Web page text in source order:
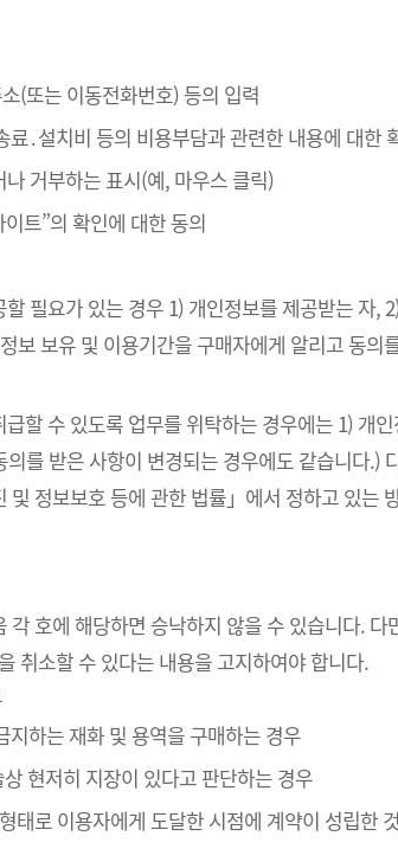
(또는 이동전화번호) 등의 입력
․설치비 등의 비용부담과 관련한 내용에 대한
거부하는 표시(예, 마우스 클릭)
트”의 확인에 대한 동의
필요가 있는 경우 1) 개인정보를 제공받는 자,
보 보유 및 이용기간을 구매자에게 알리고 동
할 수 있도록 업무를 위탁하는 경우에는 1) 개
를 받은 사항이 변경되는 경우에도 같습니다.)
정보보호 등에 관한 법률」에서 정하고 있는
호에 해당하면 승낙하지 않을 수 있습니다.
취소할 수 있다는 내용을 고지하여야 합니다.
하는 재화 및 용역을 구매하는 경우
현저히 지장이 있다고 판단하는 경우
로 이용자에게 도달한 시점에 계약이 성립한